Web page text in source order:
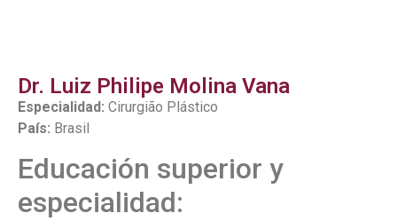
Dr. Luiz Philipe Molina Vana
Especialidad: Cirurgião Plástico
País: Brasil
Educación superior y
especialidad: